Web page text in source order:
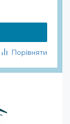
Порівняти